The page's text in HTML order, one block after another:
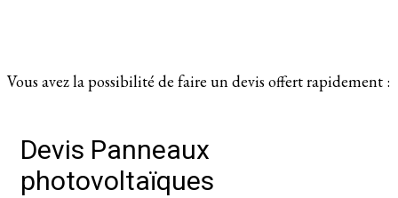
Vous avez la possibilité de faire un devis offert rapidement :
Devis Panneaux
photovoltaïques